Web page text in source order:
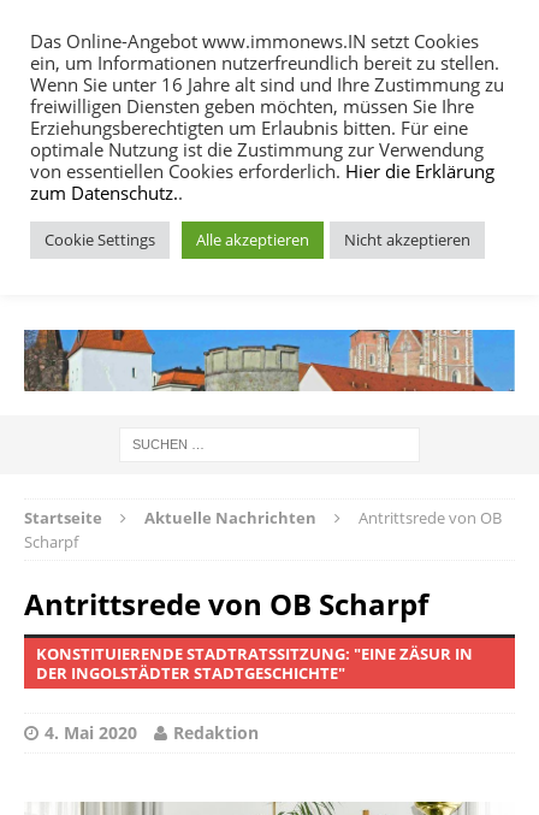
MENU
Startseite Aktuelle Nachrichten
Antrittsrede von OB
Scharpf
Antrittsrede von OB Scharpf
KONSTITUIERENDE STADTRATSSITZUNG: "EINE ZÄSUR IN
DER INGOLSTÄDTER STADTGESCHICHTE"
4. Mai 2020 Redaktion
Das Online-Angebot www.immonews.IN setzt Cookies
ein, um Informationen nutzerfreundlich bereit zu stellen.
Wenn Sie unter 16 Jahre alt sind und Ihre Zustimmung zu
freiwilligen Diensten geben möchten, müssen Sie Ihre
Erziehungsberechtigten um Erlaubnis bitten. Für eine
optimale Nutzung ist die Zustimmung zur Verwendung
von essentiellen Cookies erforderlich. Hier die Erklärung
zum Datenschutz..
Cookie Settings Alle akzeptieren Nicht akzeptieren